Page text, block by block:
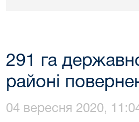
291 га
районі
04 вересня 2020,